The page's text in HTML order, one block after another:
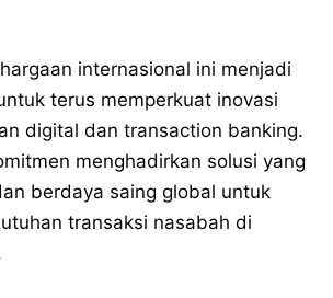
internasional ini menjadi
terus memperkuat inovasi
digital dan transaction banking.
menghadirkan solusi yang
berdaya saing global untuk
transaksi nasabah di